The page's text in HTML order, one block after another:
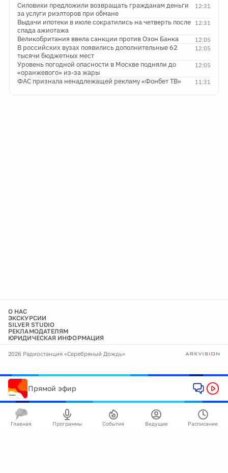
12:31
Силовики предложили возвращать гражданам деньги
за услуги риэлторов при обмане
12:31
Выдачи ипотеки в июле сократились на четверть после
спада ажиотажа
12:05
Великобритания ввела санкции против Озон Банка
12:05
В российских вузах появились дополнительные 62
тысячи бюджетных мест
12:05
Уровень погодной опасности в Москве подняли до
«оранжевого» из-за жары
11:31
ФАС признала ненадлежащей рекламу «Фонбет ТВ»
О НАС
ЭКСКУРСИИ
SILVER STUDIO
РЕКЛАМОДАТЕЛЯМ
ЮРИДИЧЕСКАЯ ИНФОРМАЦИЯ
2026 Радиостанция «Серебряный Дождь»
Прямой эфир
Главная Программы События Ведущие Расписание